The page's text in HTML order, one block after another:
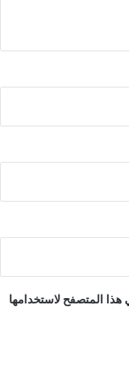
هذا المتصفح لاستخدامها